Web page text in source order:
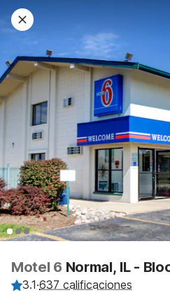
Motel 6 Normal, IL -
3.1·637 calificaciones